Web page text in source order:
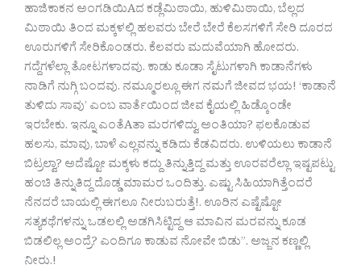
ಹಾಜಿಕಾಕನ ಅಂಗಡಿಯಿAದ ಕಡ್ಲೆಮಿಠಾಯಿ, ಹುಳಿಮಿಠಾಯಿ, ಬೆಲ್ಲದ
ಮಿಠಾಯಿ ತಿಂದ ಮಕ್ಕಳಲ್ಲಿ ಹಲವರು ಬೇರೆ ಬೇರೆ ಕೆಲಸಗಳಿಗೆ ಸೇರಿ ದೂರದ
ಊರುಗಳಿಗೆ ಸೇರಿಕೊಂಡರು. ಕೆಲವರು ಮದುವೆಯಾಗಿ ಹೋದರು.
ಗದ್ದೆಗಳೆಲ್ಲಾ ತೋಟಗಳಾದವು. ಕಾಡು ಕೂಡಾ ಸೈಟುಗಳಾಗಿ ಕಾಡಾನೆಗಳು
ನಾಡಿಗೆ ನುಗ್ಗಿ ಬಂದವು. ನಮ್ಮೂರಲ್ಲೂ ಈಗ ನಮಗೆ ಜೀವದ ಭಯ! ‘ಕಾಡಾನೆ
ತುಳಿದು ಸಾವು’ ಎಂಬ ವಾರ್ತೆಯಿಂದ ಜೀವ ಕೈಯಲ್ಲಿ ಹಿಡ್ಕೊಂಡೇ
ಇರಬೇಕು. ಇನ್ನೂ ಎಂತೆAತಾ ಮರಗಳಿದ್ವು ಅಂತಿಯಾ? ಫಲಕೊಡುವ
ಹಲಸು, ಮಾವು, ಬಾಳೆ ಎಲ್ಲವನ್ನು ಕಡಿದು ಕೆಡವಿದರು. ಉಳಿಯಲು ಕಾಡಾನೆ
ಬಿಟ್ರಲ್ವಾ? ಅದೆಷ್ಟೋ ಮಕ್ಕಳು ಕದ್ದು ತಿನ್ನುತ್ತಿದ್ದ ಮತ್ತು ಊರವರೆಲ್ಲಾ ಇಷ್ಟಪಟ್ಟು
ಹಂಚಿ ತಿನ್ನುತಿದ್ದ ದೊಡ್ಡ ಮಾಮರ ಒಂದಿತ್ತು. ಎಷ್ಟು ಸಿಹಿಯಾಗಿತ್ತೆಂದರೆ
ನೆನದರೆ ಬಾಯಲ್ಲಿ ಈಗಲೂ ನೀರುಬರುತ್ತೆ!. ಊರಿನ ಎಷ್ಟೆಷ್ಟೋ
ಸತ್ಯಕಥೆಗಳನ್ನು ಒಡಲಲ್ಲಿ ಅಡಗಿಸಿಟ್ಟಿದ್ದ ಆ ಮಾವಿನ ಮರವನ್ನು ಕೂಡ
ಬಿಡಲಿಲ್ಲ ಅಂದ್ರೆ? ಎಂದಿಗೂ ಕಾಡುವ ನೋವೇ ಬಿಡು”. ಅಜ್ಜನ ಕಣ್ಣಲ್ಲಿ
ನೀರು.!